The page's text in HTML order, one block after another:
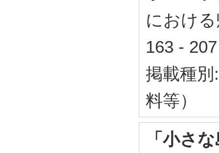
におけ
163 -
掲載種
料等）
「小さ